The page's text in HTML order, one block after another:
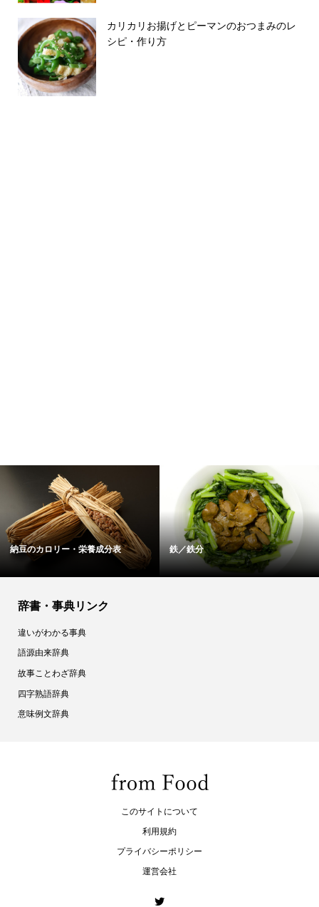
カリカリお揚げとピーマンのおつまみのレ
シピ・作り方
納豆のカロリー・栄養成分表 鉄／鉄分
辞書・事典リンク
違いがわかる事典
語源由来辞典
故事ことわざ辞典
四字熟語辞典
意味例文辞典
このサイトについて
利用規約
プライバシーポリシー
運営会社